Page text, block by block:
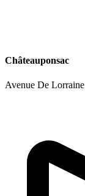
Châteauponsac
Avenue De Lorraine